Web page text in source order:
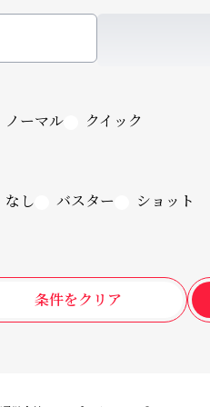
ノーマル クイック
なし バスター ショット
条件をクリア